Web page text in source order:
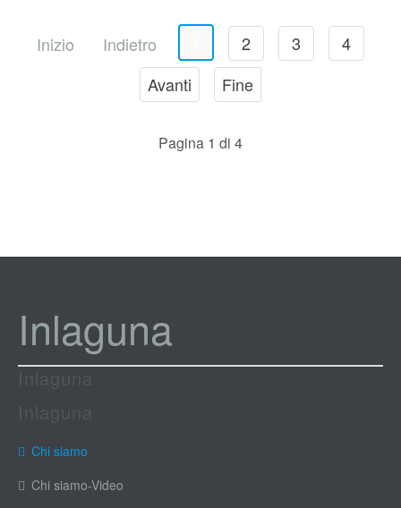
Inizio Indietro 2 3
4
Avanti
Fine
Pagina 1 di 4
Inlaguna
Chi siamo
Chi siamo-Video